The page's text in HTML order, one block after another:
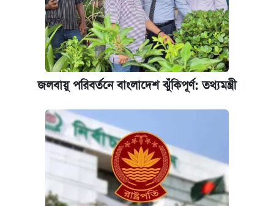
জলবায়ু পরিবর্তনে বাংলাদেশ ঝুঁকিপূর্ণ: তথ্যমন্ত্রী